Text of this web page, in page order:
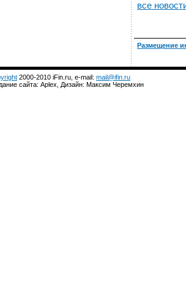
все
Размещение
2000-2010 iFin.ru, e-mail: mail@ifin.ru
сайта: Aplex, Дизайн: Максим Черемхин